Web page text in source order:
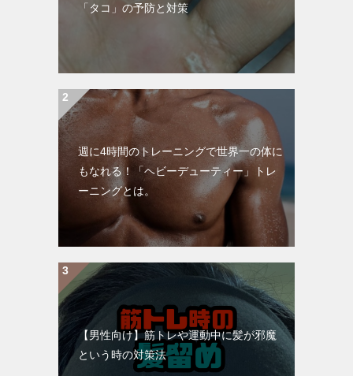
「タコ」の予防と対策
週に4時間のトレーニングで世界一の体に
もなれる！「ヘビーデューティー」トレ
ーニングとは。
【男性向け】筋トレや運動中に髪が邪魔
という時の対策法